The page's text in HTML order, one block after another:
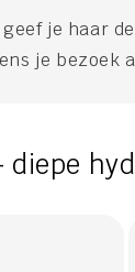
je haar
je bezoek
diepe